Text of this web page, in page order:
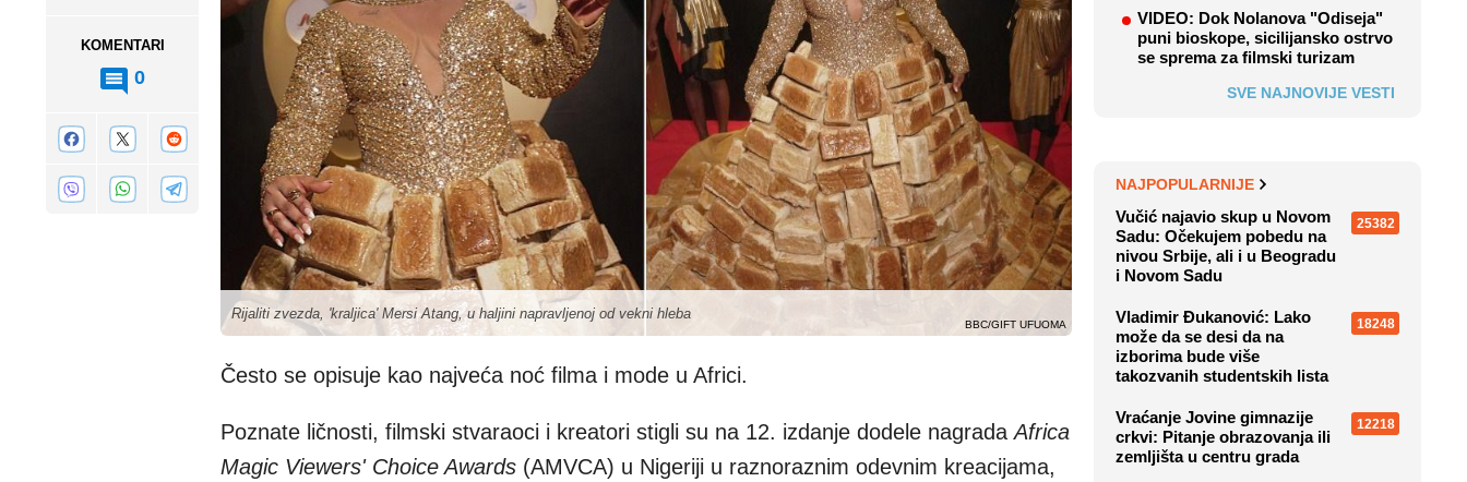
KOMENTARI
0
BBC/GIFT UFUOMA
Rijaliti zvezda, 'kraljica' Mersi Atang, u haljini napravljenoj od vekni hleba
Često se opisuje kao najveća noć filma i mode u Africi.
Poznate ličnosti, filmski stvaraoci i kreatori stigli su na 12. izdanje dodele nagradaAfrica
Magic Viewers' Choice Awards (AMVCA) u Nigeriji u raznoraznim odevnim kreacijama,
VIDEO: Dok Nolanova "Odiseja"
puni bioskope, sicilijansko ostrvo
se sprema za filmski turizam
SVE NAJNOVIJE VESTI
NAJPOPULARNIJE
Vučić najavio skup u Novom
Sadu: Očekujem pobedu na
nivou Srbije, ali i u Beogradu
i Novom Sadu
25382
Vladimir Đukanović: Lako
može da se desi da na
izborima bude više
takozvanih studentskih lista
18248
Vraćanje Jovine gimnazije
crkvi: Pitanje obrazovanja ili
zemljišta u centru grada
12218